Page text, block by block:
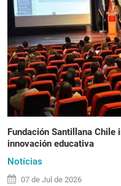
Fundación Santillana
innovación educativa
Notícias
07 de Jul de 2026